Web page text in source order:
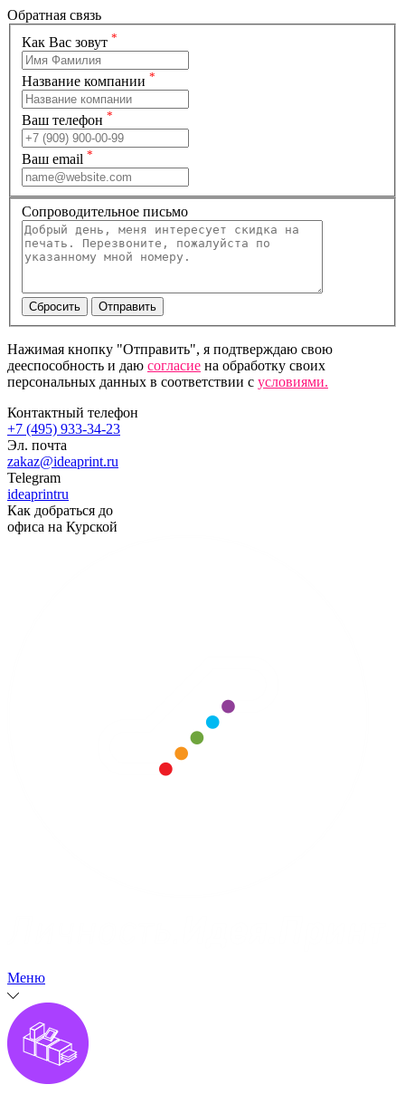
Обратная связь
Как Вас зовут *
Название компании *
Ваш телефон *
Ваш email *
Сопроводительное письмо
Нажимая кнопку "Отправить", я подтверждаю свою
дееспособность и даю согласие на обработку своих
персональных данных в соответствии с условиями.
Контактный телефон
+7 (495) 933-34-23
Эл. почта
zakaz@ideaprint.ru
Telegram
ideaprintru
Как добраться до
офиса на Курской
Меню